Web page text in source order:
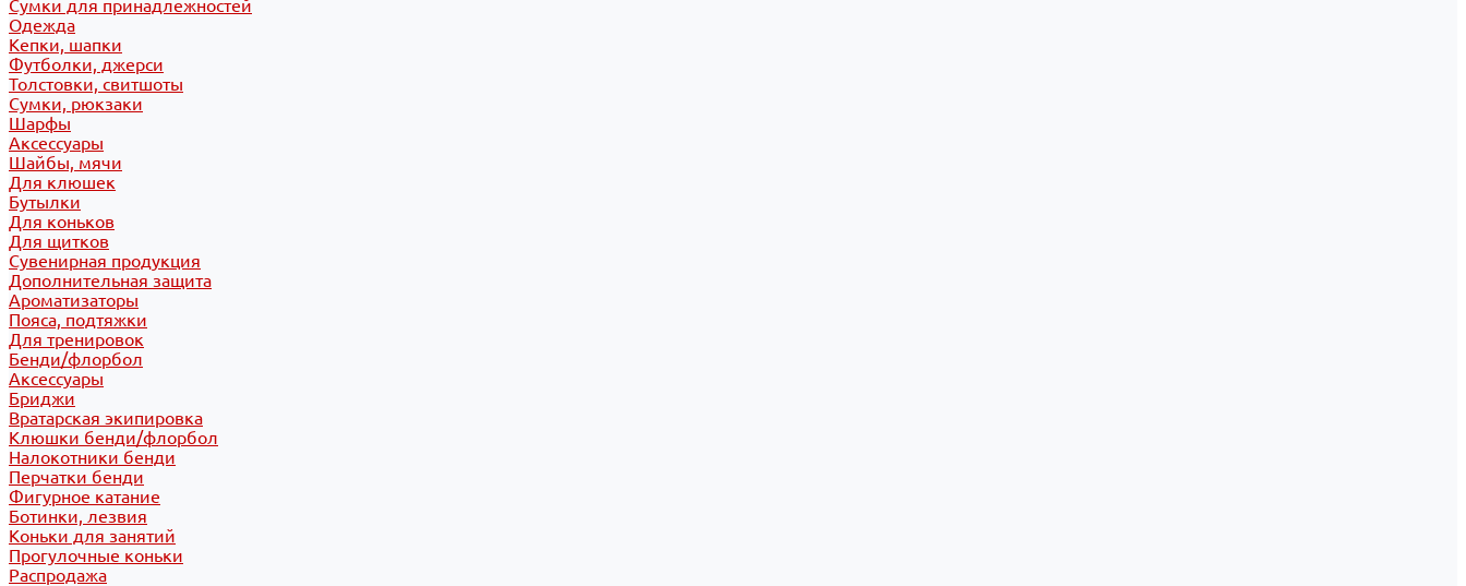
Сумки для принадлежностей
Одежда
Кепки, шапки
Футболки, джерси
Толстовки, свитшоты
Сумки, рюкзаки
Шарфы
Аксессуары
Шайбы, мячи
Для клюшек
Бутылки
Для коньков
Для щитков
Сувенирная продукция
Дополнительная защита
Ароматизаторы
Пояса, подтяжки
Для тренировок
Бенди/флорбол
Аксессуары
Бриджи
Вратарская экипировка
Клюшки бенди/флорбол
Налокотники бенди
Перчатки бенди
Фигурное катание
Ботинки, лезвия
Коньки для занятий
Прогулочные коньки
Распродажа